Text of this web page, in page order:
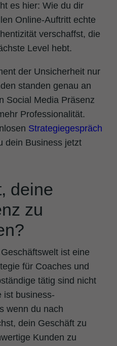
es hier: Wie du dir
Online-Auftritt echte
verschaffst, die
Level hebt.
der Unsicherheit nur
standen genau an
Social Media Präsenz
Professionalität.
Strategiegespräch
dein Business jetzt
deine
zu
ist eine
für Coaches und
tätig sind nicht
ist business-
wenn du nach
dein Geschäft zu
Kunden zu